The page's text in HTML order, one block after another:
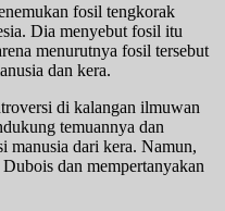
fosil tengkorak
Dia menyebut fosil itu
menurutnya fosil tersebut
dan kera.
di kalangan ilmuwan
temuannya dan
manusia dari kera. Namun,
dan mempertanyakan